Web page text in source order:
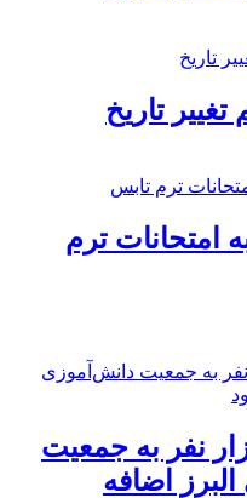
تغییر تاریخ
امتحانات ترم
۱۲ هزار نفر به جمعیت
اضافه